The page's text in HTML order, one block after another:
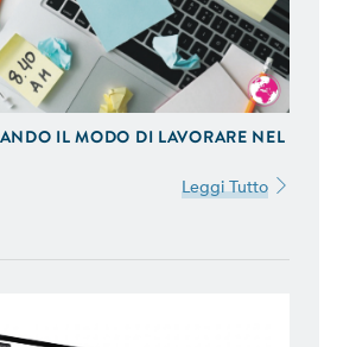
IL MODO DI LAVORARE NEL
Leggi Tutto